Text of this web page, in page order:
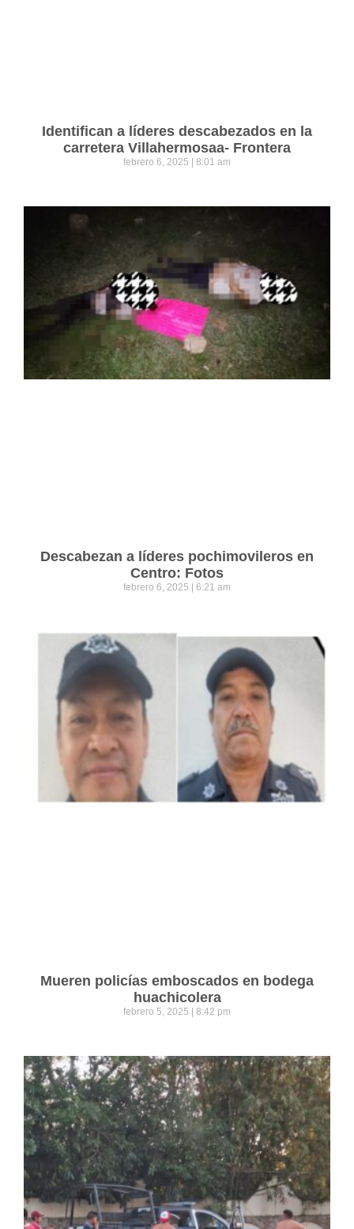
Identifican a líderes descabezados en la
carretera Villahermosaa- Frontera
febrero 6, 2025 8:01 am
Descabezan a líderes pochimovileros en
Centro: Fotos
febrero 6, 2025 6:21 am
Mueren policías emboscados en bodega
huachicolera
febrero 5, 2025 8:42 pm